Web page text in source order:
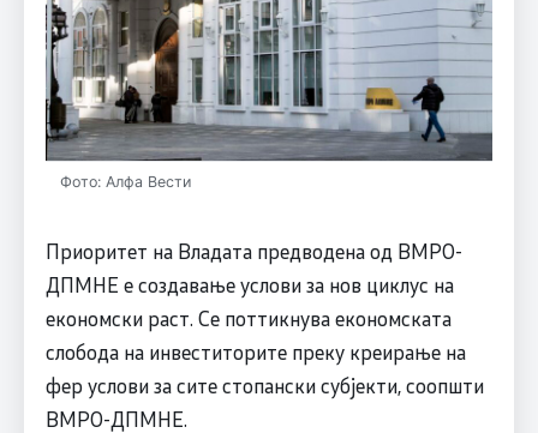
Фото: Алфа Вести
Приоритет на Владата предводена од ВМРО-
ДПМНЕ е создавање услови за нов циклус на
економски раст. Се поттикнува економската
слобода на инвеститорите преку креирање на
фер услови за сите стопански субјекти, соопшти
ВМРО-ДПМНЕ.